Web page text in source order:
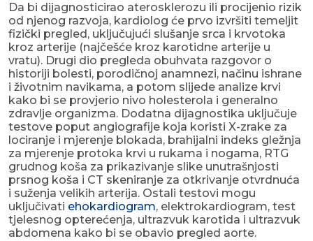
Da bi dijagnosticirao aterosklerozu ili procijenio rizik
od njenog razvoja, kardiolog će prvo izvršiti temeljit
fizički pregled, uključujući slušanje srca i krvotoka
kroz arterije (najčešće kroz karotidne arterije u
vratu). Drugi dio pregleda obuhvata razgovor o
historiji bolesti, porodičnoj anamnezi, načinu ishrane
i životnim navikama, a potom slijede analize krvi
kako bi se provjerio nivo holesterola i generalno
zdravlje organizma. Dodatna dijagnostika uključuje
testove poput angiografije koja koristi X-zrake za
lociranje i mjerenje blokada, brahijalni indeks gležnja
za mjerenje protoka krvi u rukama i nogama, RTG
grudnog koša za prikazivanje slike unutrašnjosti
prsnog koša i CT skeniranje za otkrivanje otvrdnuća
i suženja velikih arterija. Ostali testovi mogu
uključivati ehokardiogram, elektrokardiogram, test
tjelesnog opterećenja, ultrazvuk karotida i ultrazvuk
abdomena kako bi se obavio pregled aorte.